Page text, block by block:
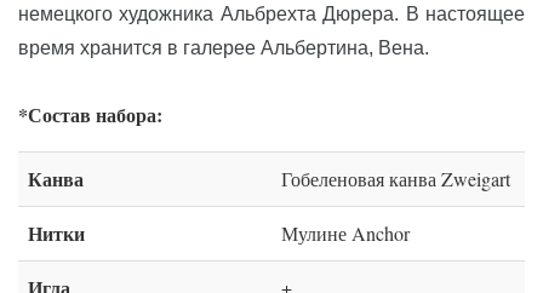
немецкого художника Альбрехта Дюрера. В настоящее
время хранится в галерее Альбертина, Вена.
*Состав набора:
Канва Гобеленовая канва Zweigart
Нитки Мулине Anchor
+